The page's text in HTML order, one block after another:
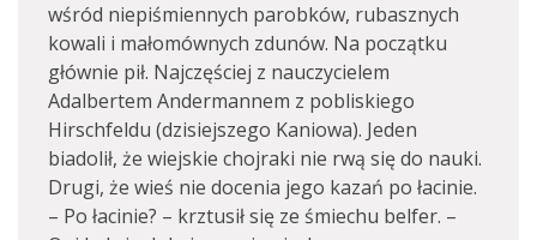
wśród niepiśmiennych parobków, rubasznych
kowali i małomównych zdunów. Na początku
głównie pił. Najczęściej z nauczycielem
Adalbertem Andermannem z pobliskiego
Hirschfeldu (dzisiejszego Kaniowa). Jeden
biadolił, że wiejskie chojraki nie rwą się do nauki.
Drugi, że wieś nie docenia jego kazań po łacinie.
– Po łacinie? – krztusił się ze śmiechu belfer. –